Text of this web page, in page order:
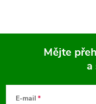
Mějte
a
E-mail